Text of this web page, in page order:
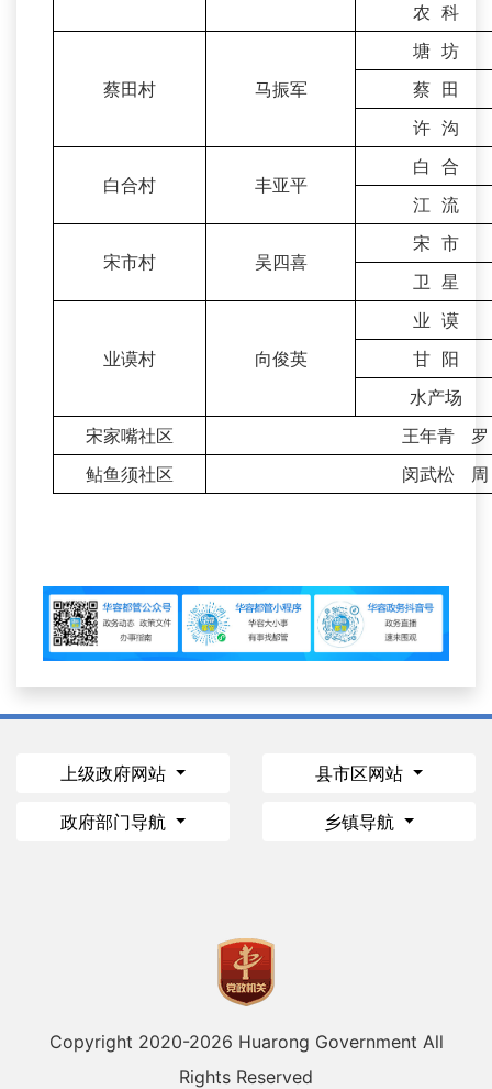
农 科
蔡田村 马振军
塘 坊
蔡 田
许 沟
白合村 丰亚平
白 合
江 流
宋市村 吴四喜
宋 市
卫 星
业谟村 向俊英
业 谟
甘 阳
水产场
宋家嘴社区
王年青
鲇鱼须社区
闵武松
上级政府网站 县市区网站
政府部门导航 乡镇导航
Copyright 2020-2026 Huarong Government All
Rights Reserved